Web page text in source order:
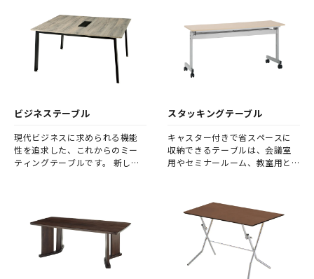
ビジネステーブル
現代ビジネスに求められる機能
性を追求した、これからのミー
ティングテーブルです。 新しい
スタッキングテーブル
キャスター付きで省スペースに
収納できるテーブルは、会議室
用やセミナールーム、教室用と